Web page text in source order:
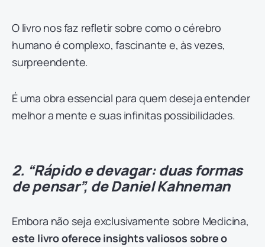
O livro nos faz refletir sobre como o cérebro
humano é complexo, fascinante e, às vezes,
surpreendente.
É uma obra essencial para quem deseja entender
melhor a mente e suas infinitas possibilidades.
2. “Rápido e devagar: duas formas
de pensar”, de Daniel Kahneman
Embora não seja exclusivamente sobre Medicina,
este livro oferece insights valiosos sobre o